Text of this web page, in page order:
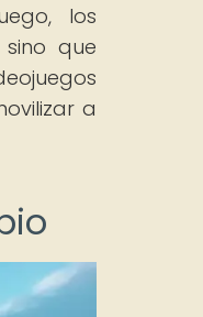
los
que
a